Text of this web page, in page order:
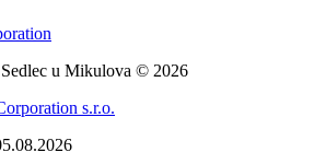
u Mikulova © 2026
s.r.o.